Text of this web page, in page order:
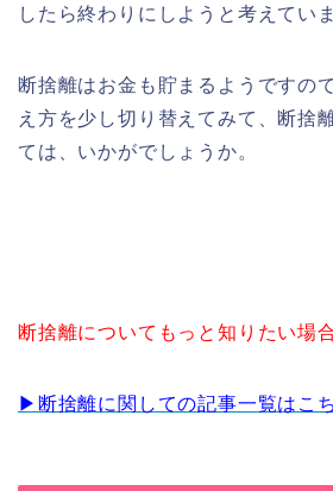
したら終わりにしようと考えていま
断捨離はお金も貯まるようですの
え方を少し切り替えてみて、断捨
ては、いかがでしょうか。
断捨離についてもっと知りたい場
▶︎断捨離に関しての記事一覧はこち